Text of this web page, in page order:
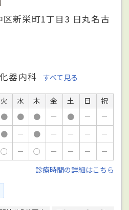
新栄町1丁目3 日丸名古
器内科 すべて見る
火 水 木 金 土 日
祝
● ● ● － ● －
－
● － ● － － －
－
○ － ○ － － －
－
診療時間の詳細はこちら